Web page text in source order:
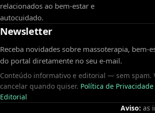
relacionados ao bem-estar e
autocuidado.
Newsletter
Receba novidades sobre massoterapia, bem-
do portal diretamente no seu e-mail.
Conteúdo informativo e editorial — sem spam.
cancelar quando quiser. Política de Privacidade
Editorial
Aviso: as